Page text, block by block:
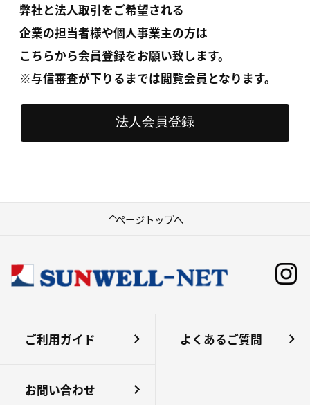
弊社と法人取引をご希望される
企業の担当者様や個人事業主の方は
こちらから会員登録をお願い致します。
※与信審査が下りるまでは閲覧会員となります。
ページトップへ
ご利用ガイド よくあるご質問
お問い合わせ